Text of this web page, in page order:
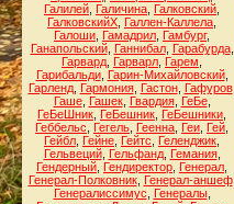
Галилей Галичина Галковский
ГалковскийХ Галлен-Каллела
Галоши Гамадрил Гамбург,
Ганапольский, Ганнибал, Гарабурда,
Гарвард Гарварл Гарем
Гарибальди, Гарин-Михайловский,
Гарленд, Гармония, Гастон, Гафуров,
Гаше, Гашек, Гвардия, ГеБе,
ГеБеШник ГеБешник ГеБешники
Геббельс
Гегель Геенна Геи Гей
Гейбл Гейне Гейтс Геленджик
Гельвеций, Гельфанд, Гемания,
Гендерный Гендиректор Генерал
Генерал-Полковник, Генерал-аншеф,
Генералиссимус
Генералы,